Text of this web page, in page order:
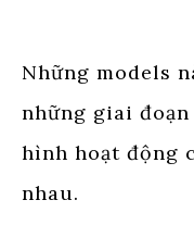
Những models
những giai
hình hoạt động
nhau.